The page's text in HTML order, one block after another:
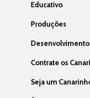
Educativo
Produções
Contrate os
Seja um